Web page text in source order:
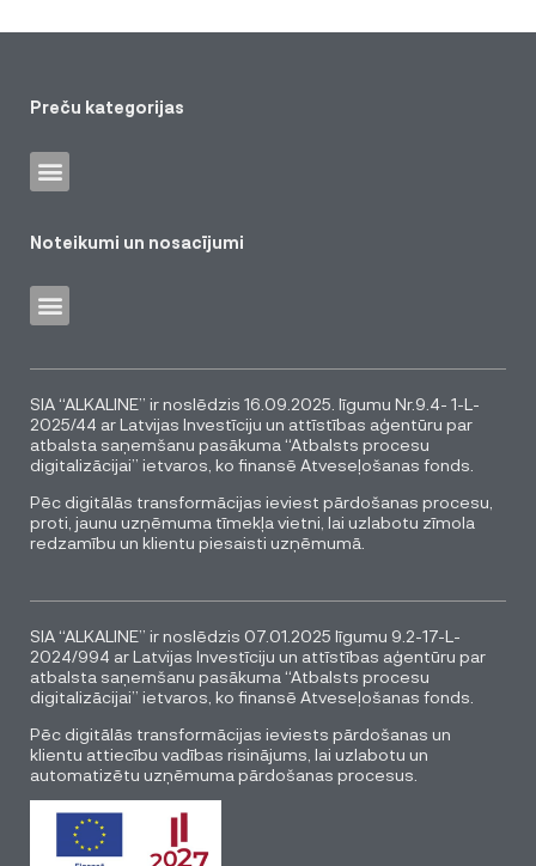
Preču kategorijas
Noteikumi un nosacījumi
SIA “ALKALINE” ir noslēdzis 16.09.2025. līgumu Nr.9.4- 1-L-
2025/44 ar Latvijas Investīciju un attīstības aģentūru par
atbalsta saņemšanu pasākuma “Atbalsts procesu
digitalizācijai” ietvaros, ko finansē Atveseļošanas fonds.
Pēc digitālās transformācijas ieviest pārdošanas procesu,
proti, jaunu uzņēmuma tīmekļa vietni, lai uzlabotu zīmola
redzamību un klientu piesaisti uzņēmumā.
SIA “ALKALINE” ir noslēdzis 07.01.2025 līgumu 9.2-17-L-
2024/994 ar Latvijas Investīciju un attīstības aģentūru par
atbalsta saņemšanu pasākuma “Atbalsts procesu
digitalizācijai” ietvaros, ko finansē Atveseļošanas fonds.
Pēc digitālās transformācijas ieviests pārdošanas un
klientu attiecību vadības risinājums, lai uzlabotu un
automatizētu uzņēmuma pārdošanas procesus.